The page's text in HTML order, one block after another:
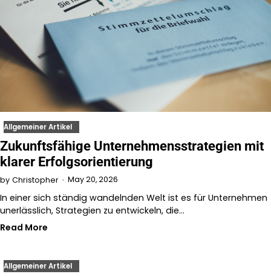
Allgemeiner Artikel
Zukunftsfähige Unternehmensstrategien mit
klarer Erfolgsorientierung
by Christopher May 20, 2026
In einer sich ständig wandelnden Welt ist es für Unternehmen
unerlässlich, Strategien zu entwickeln, die…
Read More
Allgemeiner Artikel